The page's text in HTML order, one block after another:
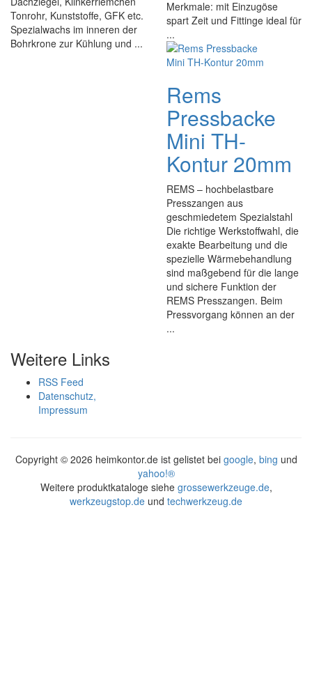
Tonrohr, Kunststoffe, GFK etc.
Spezialwachs im inneren der
Bohrkrone zur Kühlung und ...
Merkmale: mit Einzugöse
spart Zeit und Fittinge ideal für
...
Rems
Pressbacke
Mini TH-
Kontur 20mm
REMS – hochbelastbare
Presszangen aus
geschmiedetem Spezialstahl
Die richtige Werkstoffwahl, die
exakte Bearbeitung und die
spezielle Wärmebehandlung
sind maßgebend für die lange
und sichere Funktion der
REMS Presszangen. Beim
Pressvorgang können an der
...
Weitere Links
RSS Feed
Datenschutz,
Impressum
Copyright © 2026 heimkontor.de ist gelistet bei google, bing und
yahoo!®
Weitere produktkataloge siehe grossewerkzeuge.de,
werkzeugstop.de und techwerkzeug.de